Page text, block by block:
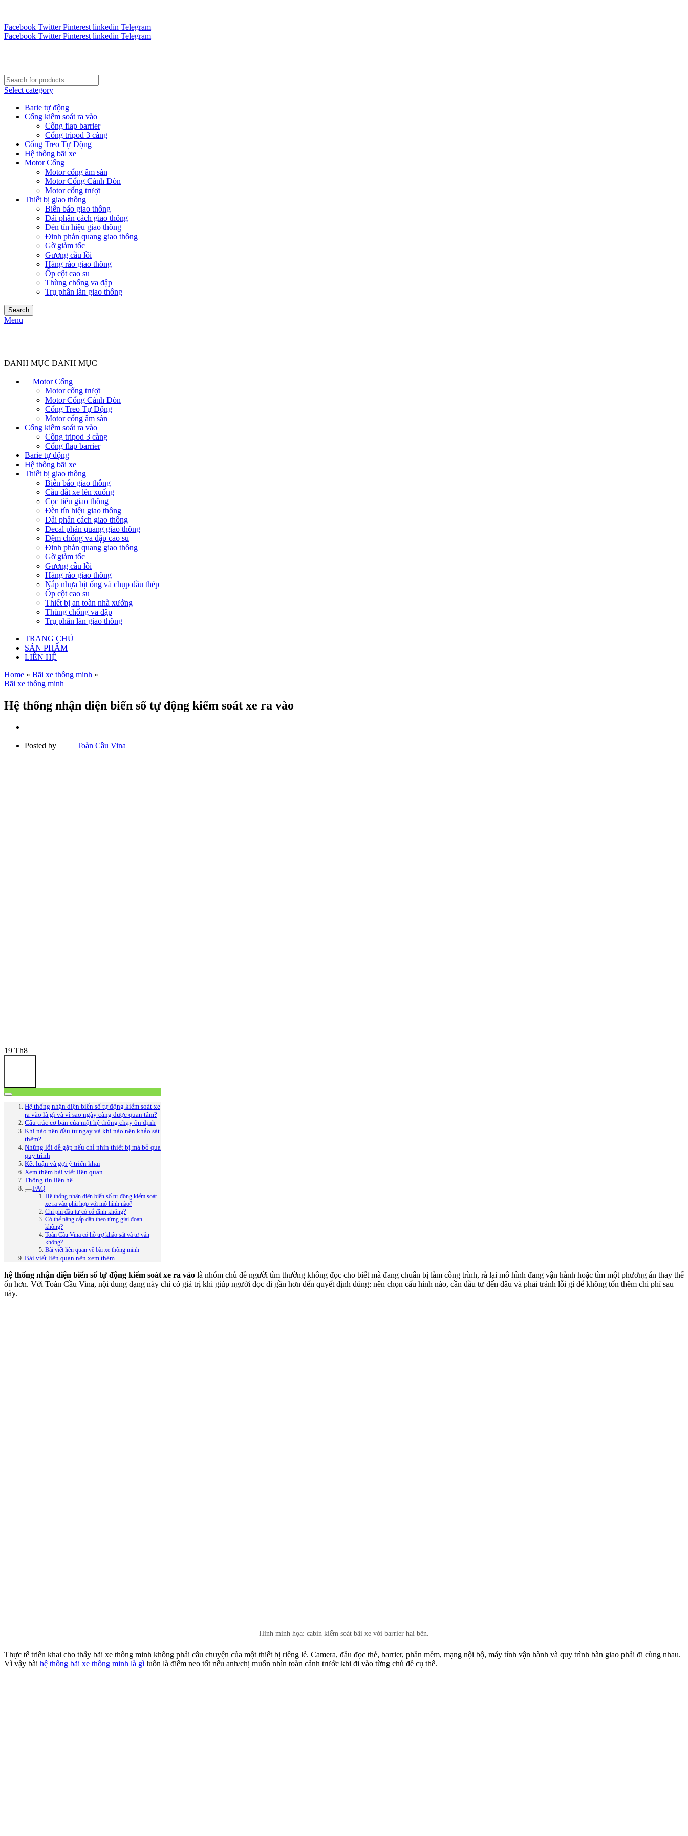
Facebook Twitter Pinterest linkedin Telegram
Facebook Twitter Pinterest linkedin Telegram
Select category
Barie tự động
Cổng kiểm soát ra vào
Cổng flap barrier
Cổng tripod 3 càng
Cổng Treo Tự Động
Hệ thống bãi xe
Motor Cổng
Motor cổng âm sàn
Motor Cổng Cánh Đòn
Motor cổng trượt
Thiết bị giao thông
Biển báo giao thông
Dải phân cách giao thông
Đèn tín hiệu giao thông
Đinh phản quang giao thông
Gờ giảm tốc
Gương cầu lồi
Hàng rào giao thông
Ốp cột cao su
Thùng chống va đập
Trụ phân làn giao thông
Search
Menu
DANH MỤC DANH MỤC
Motor Cổng
Motor cổng trượt
Motor Cổng Cánh Đòn
Cổng Treo Tự Động
Motor cổng âm sàn
Cổng kiểm soát ra vào
Cổng tripod 3 càng
Cổng flap barrier
Barie tự động
Hệ thống bãi xe
Thiết bị giao thông
Biển báo giao thông
Cầu dắt xe lên xuống
Cọc tiêu giao thông
Đèn tín hiệu giao thông
Dải phân cách giao thông
Decal phản quang giao thông
Đệm chống va đập cao su
Đinh phản quang giao thông
Gờ giảm tốc
Gương cầu lồi
Hàng rào giao thông
Nắp nhựa bịt ống và chụp đầu thép
Ốp cột cao su
Thiết bị an toàn nhà xưởng
Thùng chống va đập
Trụ phân làn giao thông
TRANG CHỦ
SẢN PHẨM
LIÊN HỆ
Home » Bãi xe thông minh »
Bãi xe thông minh
Hệ thống nhận diện biển số tự động kiểm soát xe ra vào
Posted by Toàn Cầu Vina
19 Th8
Hệ thống nhận diện biển số tự động kiểm soát xe
ra vào là gì và vì sao ngày càng được quan tâm?
Cấu trúc cơ bản của một hệ thống chạy ổn định
Khi nào nên đầu tư ngay và khi nào nên khảo sát
thêm?
Những lỗi dễ gặp nếu chỉ nhìn thiết bị mà bỏ qua
quy trình
Kết luận và gợi ý triển khai
Xem thêm bài viết liên quan
Thông tin liên hệ
FAQ
Hệ thống nhận diện biển số tự động kiểm soát
xe ra vào phù hợp với mô hình nào?
Chi phí đầu tư có cố định không?
Có thể nâng cấp dần theo từng giai đoạn
không?
Toàn Cầu Vina có hỗ trợ khảo sát và tư vấn
không?
Bài viết liên quan về bãi xe thông minh
Bài viết liên quan nên xem thêm
hệ thống nhận diện biển số tự động kiểm soát xe ra vào là nhóm chủ đề người tìm thường không đọc cho biết mà đang chuẩn bị làm công trình, rà lại mô hình đang vận hành hoặc tìm một phương án thay thế
ổn hơn. Với Toàn Cầu Vina, nội dung dạng này chỉ có giá trị khi giúp người đọc đi gần hơn đến quyết định đúng: nên chọn cấu hình nào, cần đầu tư đến đâu và phải tránh lỗi gì để không tốn thêm chi phí sau
này.
Hình minh họa: cabin kiểm soát bãi xe với barrier hai bên.
Thực tế triển khai cho thấy bãi xe thông minh không phải câu chuyện của một thiết bị riêng lẻ. Camera, đầu đọc thẻ, barrier, phần mềm, mạng nội bộ, máy tính vận hành và quy trình bàn giao phải đi cùng nhau.
Vì vậy bài hệ thống bãi xe thông minh là gì luôn là điểm neo tốt nếu anh/chị muốn nhìn toàn cảnh trước khi đi vào từng chủ đề cụ thể.